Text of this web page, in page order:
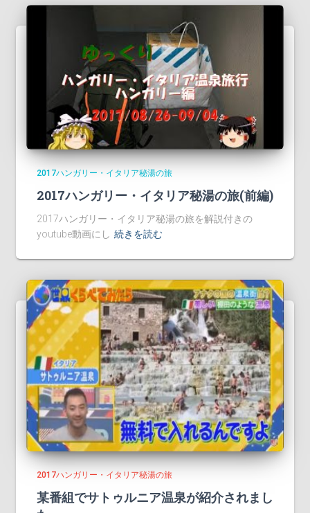
2017ハンガリー・イタリア秘湯の旅
2017ハンガリー・イタリア秘湯の旅(前編)
2017ハンガリー・イタリア秘湯の旅を解説付きの
youtube動画にし 続きを読む
2017ハンガリー・イタリア秘湯の旅
某番組でサトゥルニア温泉が紹介されまし